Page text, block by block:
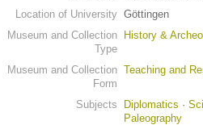
Location of University Göttingen
Museum and Collection
Type
History &
Museum and Collection
Form
Teaching and
Subjects Diplomatics ·
Paleography